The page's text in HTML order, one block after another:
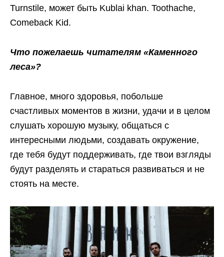
Turnstile, может быть Kublai khan. Toothache,
Comeback Kid.
Что пожелаешь читателям «Каменного
леса»?
Главное, много здоровья, побольше
счастливых моментов в жизни, удачи и в целом
слушать хорошую музыку, общаться с
интересными людьми, создавать окружение,
где тебя будут поддерживать, где твои взгляды
будут разделять и стараться развиваться и не
стоять на месте.